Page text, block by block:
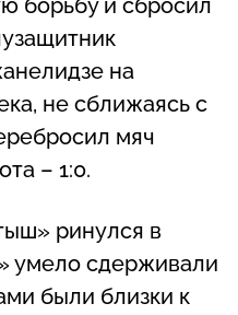
борьбу и сбросил
на
не сближаясь с
мяч
– 1:0.
ринулся в
умело сдерживали
были близки к